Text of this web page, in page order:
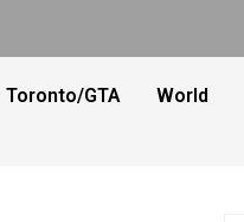
Toronto/GTA World